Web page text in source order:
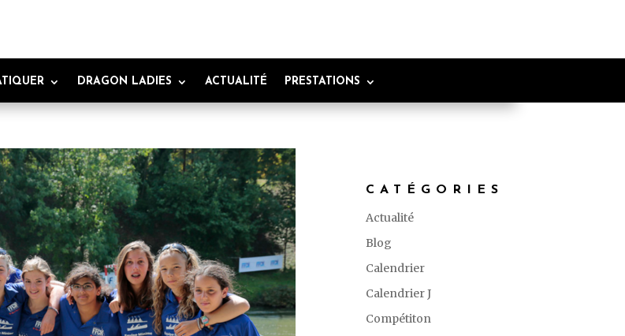
DRAGON LADIES ACTUALITÉ PRESTATIONS
CATÉGORIES
Actualité
Blog
Calendrier
Calendrier J
Compétiton